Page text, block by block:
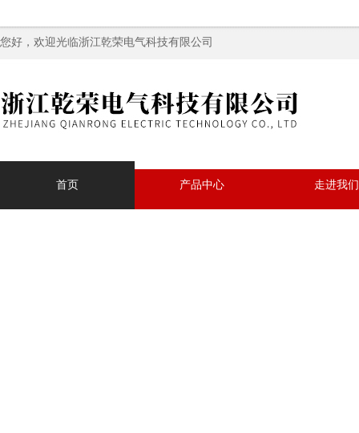
您好，欢迎光临浙江乾荣电气科技有限公司
首页 产品中心 走进我们